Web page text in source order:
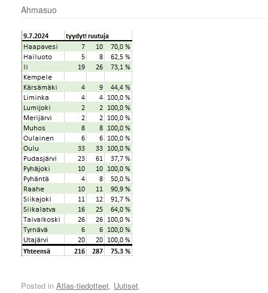
Ahmasuo
Posted in Atlas-tiedotteet, Uutiset.